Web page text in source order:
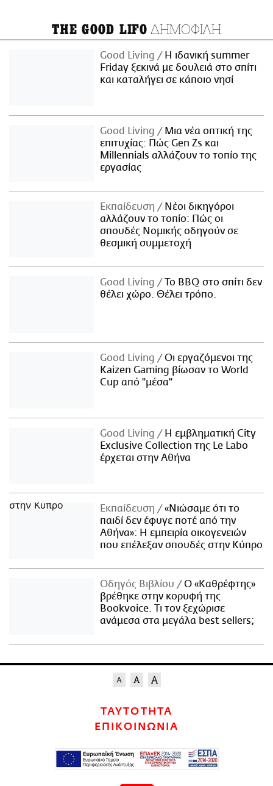
THE GOOD LIFO ΔΗΜΟΦΙΛΗ
Good Living
Η ιδανική summer
Friday ξεκινά με δουλειά στο σπίτι
και καταλήγει σε κάποιο νησί
Good Living
Μια νέα οπτική της
επιτυχίας: Πώς Gen Zs και
Millennials αλλάζουν το τοπίο της
εργασίας
Εκπαίδευση
Νέοι δικηγόροι
αλλάζουν το τοπίο: Πώς οι
σπουδές Νομικής οδηγούν σε
θεσμική συμμετοχή
Good Living
Το BBQ στο σπίτι δεν
θέλει χώρο. Θέλει τρόπο.
Good Living
Οι εργαζόμενοι της
Kaizen Gaming βίωσαν το World
Cup από "μέσα"
Good Living
Η εμβληματική City
Exclusive Collection της Le Labo
έρχεται στην Αθήνα
Εκπαίδευση
«Νιώσαμε ότι το
παιδί δεν έφυγε ποτέ από την
Αθήνα»: Η εμπειρία οικογενειών
που επέλεξαν σπουδές στην Κύπρο
Οδηγός Βιβλίου
Ο «Καθρέφτης»
βρέθηκε στην κορυφή της
Bookvoice. Τι τον ξεχώρισε
ανάμεσα στα μεγάλα best sellers;
ΤΑΥΤΟΤΗΤΑ
ΕΠΙΚΟΙΝΩΝΙΑ